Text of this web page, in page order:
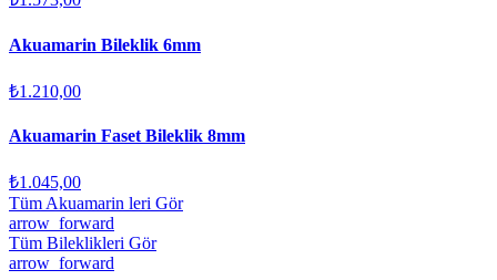
Akuamarin Bileklik 6mm
₺1.210,00
Akuamarin Faset Bileklik 8mm
₺1.045,00
Tüm Akuamarin leri Gör
arrow_forward
Tüm Bileklikleri Gör
arrow_forward